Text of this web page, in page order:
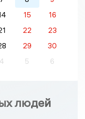
15
16
22
23
29
30
4 5 6
людей